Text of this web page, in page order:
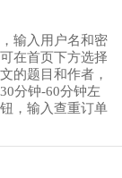
输入用户名和密
在首页下方选择
的题目和作者，
分钟-60分钟左
，输入查重订单